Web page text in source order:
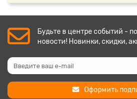
Будьте в центре событий -
новости! Новинки, скидки,
Оформить